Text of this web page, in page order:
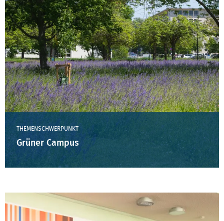
THEMENSCHWERPUNKT
Grüner Campus